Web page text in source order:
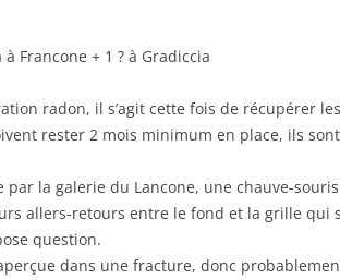
à Francone + 1 ? à Gradiccia
radon, il s’agit cette fois de récupérer
rester 2 mois minimum en place, ils
par la galerie du Lancone, une chauve-
allers-retours entre le fond et la grille qui
question.
dans une fracture, donc